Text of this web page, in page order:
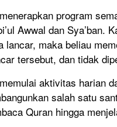
program
Awwal dan Sya’ban.
lancar, maka beliau
tersebut, dan tidak
aktivitas harian
salah satu
Quran hingga